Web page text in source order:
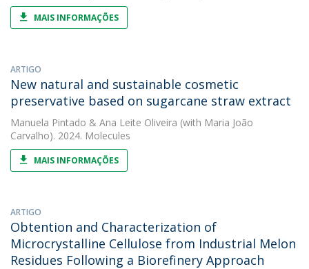
MAIS INFORMAÇÕES
ARTIGO
New natural and sustainable cosmetic
preservative based on sugarcane straw extract
Manuela Pintado & Ana Leite Oliveira (with Maria João
Carvalho). 2024. Molecules
MAIS INFORMAÇÕES
ARTIGO
Obtention and Characterization of
Microcrystalline Cellulose from Industrial Melon
Residues Following a Biorefinery Approach